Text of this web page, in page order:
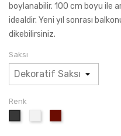
boylanabilir. 100 cm boyu ile
idealdir. Yeni yıl sonrası
dikebilirsiniz.
Saksı
Renk